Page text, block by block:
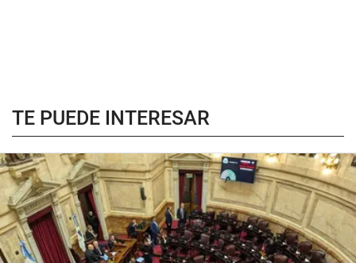
TE PUEDE INTERESAR